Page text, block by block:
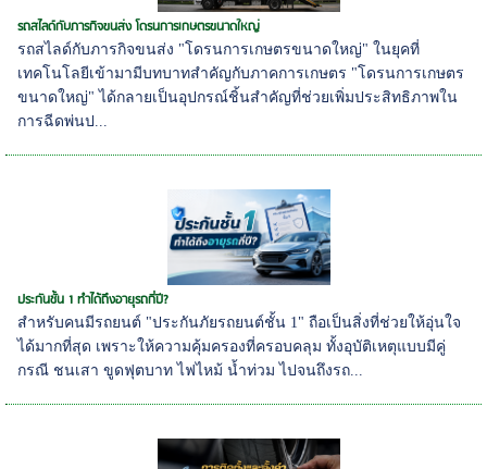
รถสไลด์กับภารกิจขนส่ง โดรนการเกษตรขนาดใหญ่
รถสไลด์กับภารกิจขนส่ง "โดรนการเกษตรขนาดใหญ่" ในยุคที่
เทคโนโลยีเข้ามามีบทบาทสำคัญกับภาคการเกษตร "โดรนการเกษตร
ขนาดใหญ่" ได้กลายเป็นอุปกรณ์ชิ้นสำคัญที่ช่วยเพิ่มประสิทธิภาพใน
การฉีดพ่นป...
ประกันชั้น 1 ทำได้ถึงอายุรถกี่ปี?
สำหรับคนมีรถยนต์ "ประกันภัยรถยนต์ชั้น 1" ถือเป็นสิ่งที่ช่วยให้อุ่นใจ
ได้มากที่สุด เพราะให้ความคุ้มครองที่ครอบคลุม ทั้งอุบัติเหตุแบบมีคู่
กรณี ชนเสา ขูดฟุตบาท ไฟไหม้ น้ำท่วม ไปจนถึงรถ...